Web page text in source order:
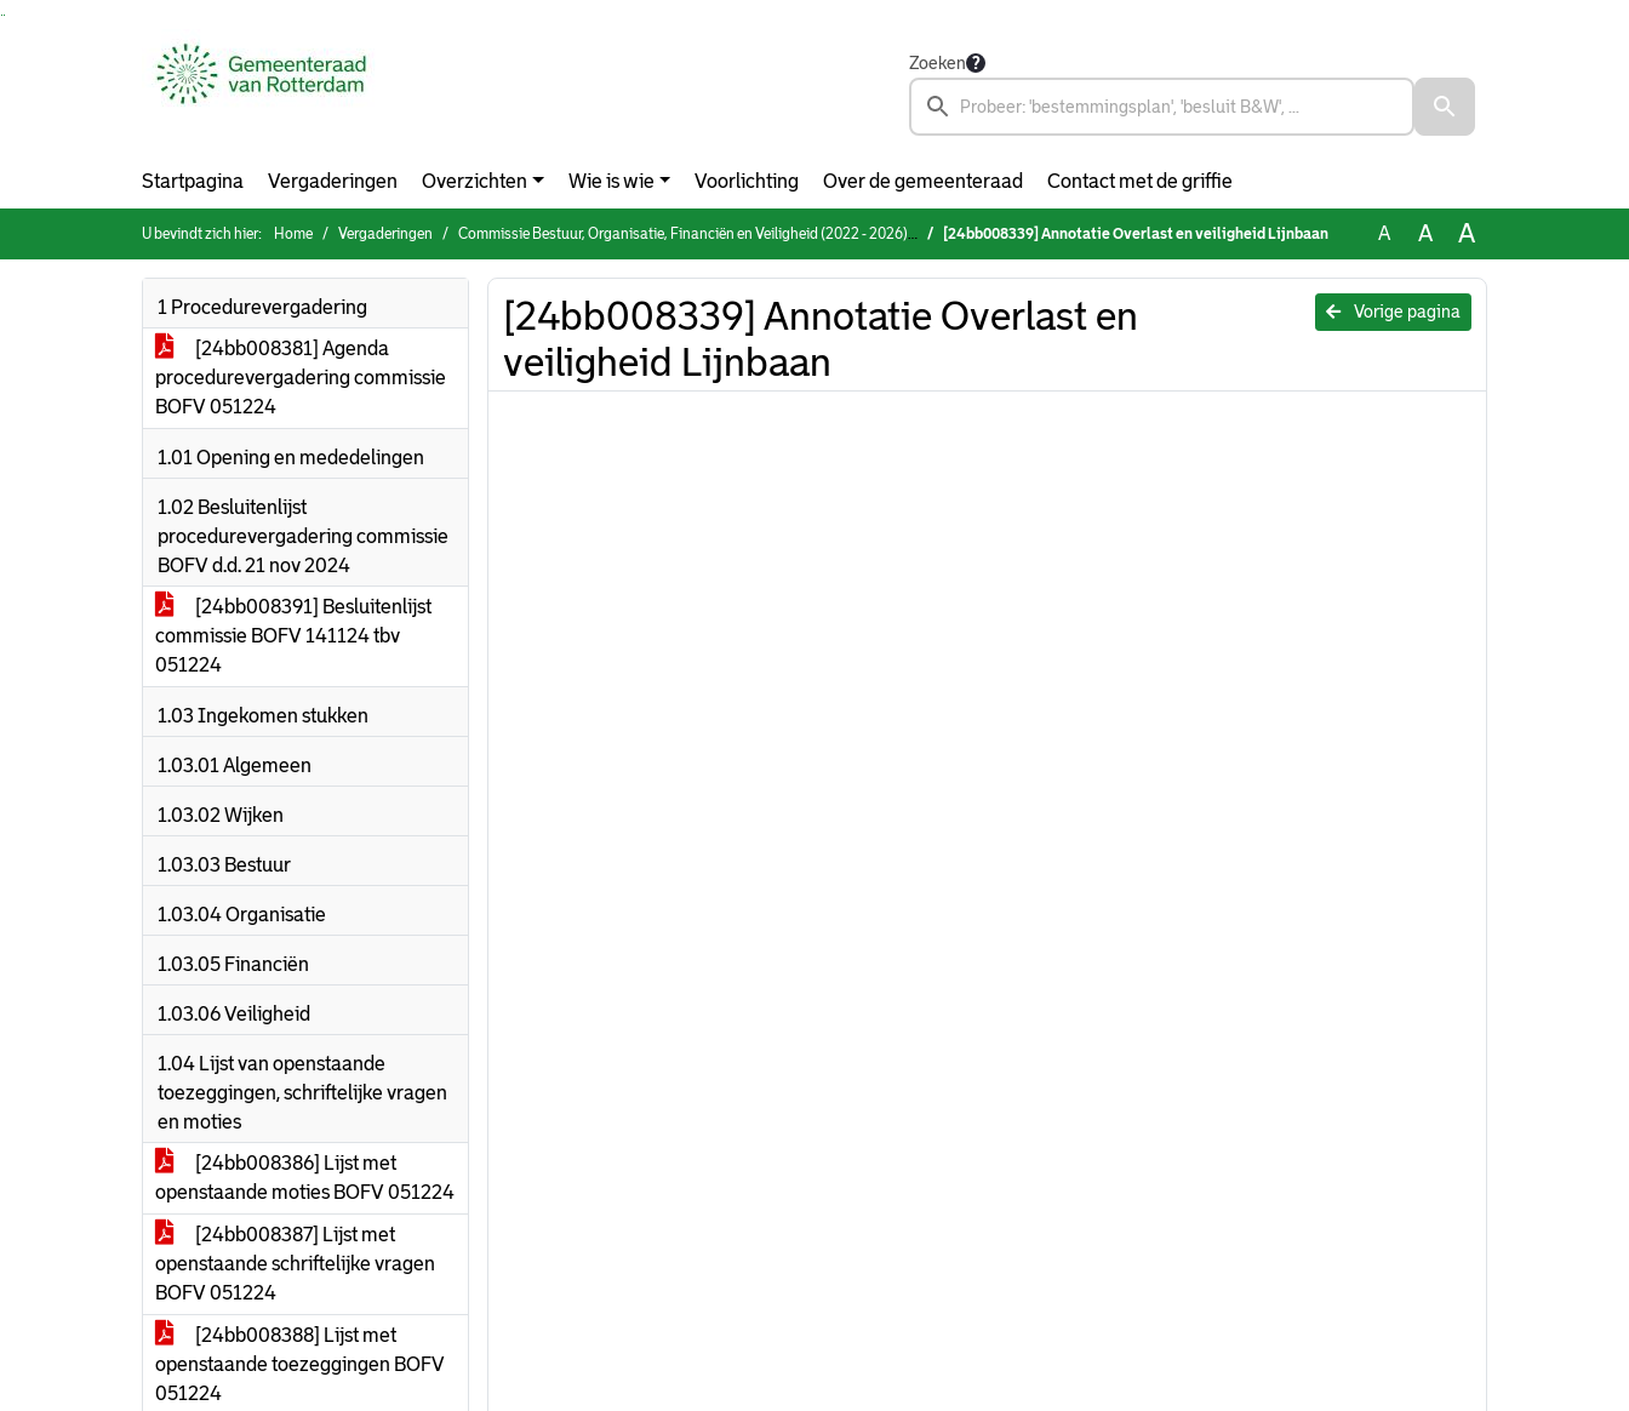
Zoeken
Startpagina Vergaderingen Overzichten Wie is wie Voorlichting Over de gemeenteraad Contact met de griffie
U bevindt zich hier: Home Vergaderingen Commissie Bestuur, Organisatie, Financiën en Veiligheid (2022 - 2026) (donderdag 5 december 2024) [24bb008339] Annotatie Overlast en veiligheid Lijnbaan A A A
1 Procedurevergadering
[24bb008381] Agenda
procedurevergadering commissie
BOFV 051224
1.01 Opening en mededelingen
1.02 Besluitenlijst
procedurevergadering commissie
BOFV d.d. 21 nov 2024
[24bb008391] Besluitenlijst
commissie BOFV 141124 tbv
051224
1.03 Ingekomen stukken
1.03.01 Algemeen
1.03.02 Wijken
1.03.03 Bestuur
1.03.04 Organisatie
1.03.05 Financiën
1.03.06 Veiligheid
1.04 Lijst van openstaande
toezeggingen, schriftelijke vragen
en moties
[24bb008386] Lijst met
openstaande moties BOFV 051224
[24bb008387] Lijst met
openstaande schriftelijke vragen
BOFV 051224
[24bb008388] Lijst met
openstaande toezeggingen BOFV
051224
Vorige pagina
[24bb008339] Annotatie Overlast en
veiligheid Lijnbaan